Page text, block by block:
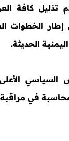
تذليل كافة
الخطوات
الحديثة.
في